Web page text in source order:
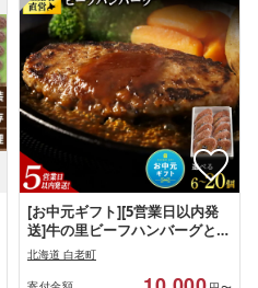
[お中元ギフト][5営業日以内発
送]牛の里ビーフハンバーグと特
製ソースの詰合せ 選べるセット
880g〜2.2kg ビーフハンバーグ
北海道 白老町